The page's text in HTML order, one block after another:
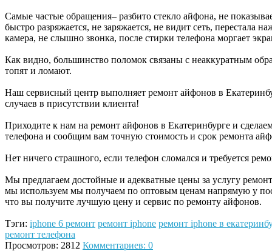
Самые частые обращения– разбито стекло айфона, не
быстро разряжается, не заряжается, не видит сеть, перестала
камера, не слышно звонка, после стирки телефона моргает
Как видно, большинство поломок связаны с неаккуратным
топят и ломают.
Наш сервисный центр выполняет ремонт айфонов в
случаев в присутствии клиента!
Приходите к нам на ремонт айфонов в Екатеринбурге и
телефона и сообщим вам точную стоимость и срок ремонта
Нет ничего страшного, если телефон сломался и требуется
Мы предлагаем достойные и адекватные цены за услугу
мы используем мы получаем по оптовым ценам напрямую у
что вы получите лучшую цену и сервис по ремонту айфонов.
Тэги: iphone 6 ремонт ремонт iphone ремонт iphone в
ремонт телефона
Просмотров: 2812 Комментариев: 0